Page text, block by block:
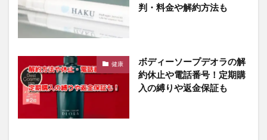
判・料金や解約方法も
健康
ボディーソープデオラの解
約休止や電話番号！定期購
入の縛りや返金保証も